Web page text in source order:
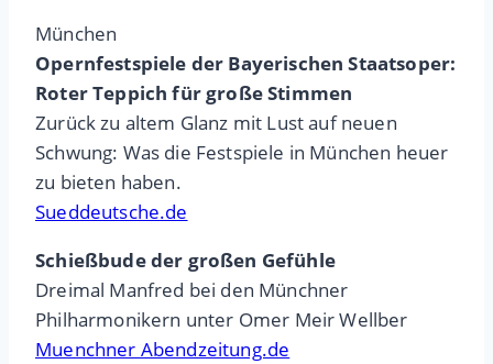
München
Opernfestspiele der Bayerischen Staatsoper:
Roter Teppich für große Stimmen
Zurück zu altem Glanz mit Lust auf neuen
Schwung: Was die Festspiele in München heuer
zu bieten haben.
Sueddeutsche.de
Schießbude der großen Gefühle
Dreimal Manfred bei den Münchner
Philharmonikern unter Omer Meir Wellber
Muenchner Abendzeitung.de